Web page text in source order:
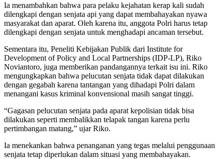
Ia menambahkan bahwa para pelaku kejahatan kerap kali sudah
dilengkapi dengan senjata api yang dapat membahayakan nyawa
masyarakat dan aparat. Oleh karena itu, anggota Polri harus tetap
dilengkapi dengan senjata untuk menghadapi ancaman tersebut.
Sementara itu, Peneliti Kebijakan Publik dari Institute for
Development of Policy and Local Partnerships (IDP-LP), Riko
Noviantoro, juga memberikan pandangannya terkait isu ini. Riko
mengungkapkan bahwa pelucutan senjata tidak dapat dilakukan
dengan gegabah karena tantangan yang dihadapi Polri dalam
menangani kasus kriminal konvensional masih sangat tinggi.
“Gagasan pelucutan senjata pada aparat kepolisian tidak bisa
dilakukan seperti membalikkan telapak tangan karena perlu
pertimbangan matang,” ujar Riko.
Ia menekankan bahwa penanganan yang tegas melalui penggunaan
senjata tetap diperlukan dalam situasi yang membahayakan.